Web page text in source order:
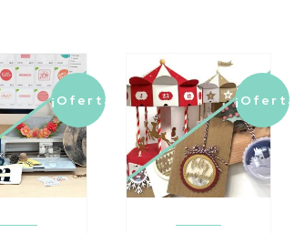
¡Oferta! ¡Oferta!